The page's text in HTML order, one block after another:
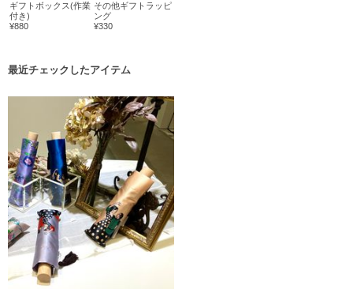
ギフトボックス(作業
付き)
¥880
その他ギフトラッピ
ング
¥330
最近チェックしたアイテム